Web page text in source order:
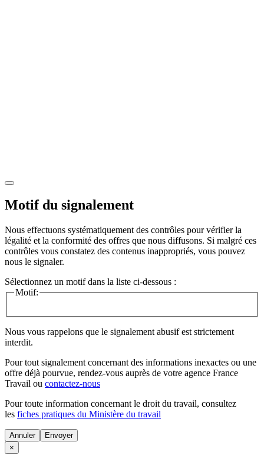
Motif du signalement
Nous effectuons systématiquement des contrôles pour vérifier la
légalité et la conformité des offres que nous diffusons. Si malgré ces
contrôles vous constatez des contenus inappropriés, vous pouvez
nous le signaler.
Sélectionnez un motif dans la liste ci-dessous :
Motif:
Nous vous rappelons que le signalement abusif est strictement
interdit.
Pour tout signalement concernant des informations inexactes ou une
offre déjà pourvue, rendez-vous auprès de votre agence France
Travail ou contactez-nous
Pour toute information concernant le droit du travail, consultez
les fiches pratiques du Ministère du travail
Annuler
×